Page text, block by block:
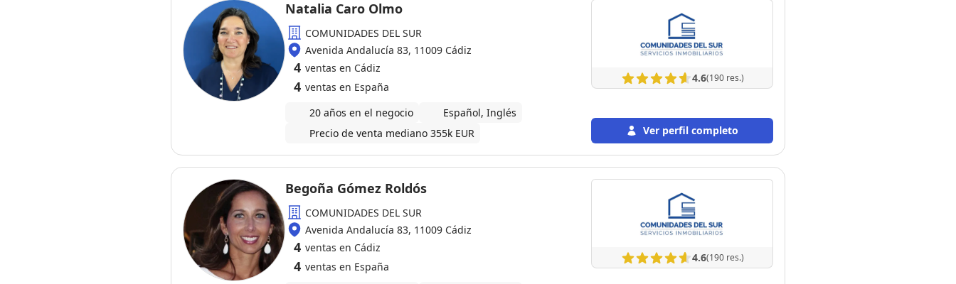
Natalia Caro Olmo
COMUNIDADES DEL SUR
Avenida Andalucía 83, 11009 Cádiz
4 ventas en Cádiz
4 ventas en España
20 años en el negocio
Español, Inglés
Precio de venta mediano 355k EUR
4.6(190 res.)
Ver perfil completo
Begoña Gómez Roldós
COMUNIDADES DEL SUR
Avenida Andalucía 83, 11009 Cádiz
4 ventas en Cádiz
4 ventas en España
4.6(190 res.)